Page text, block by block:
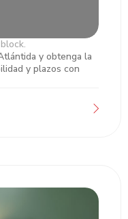
y obtenga la
y plazos con